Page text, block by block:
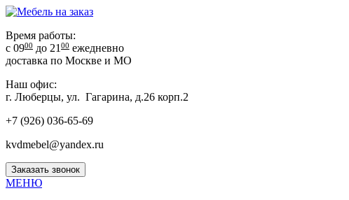
Время работы:
с 0900 до 21 00 ежедневно
доставка по Москве и МО
Наш офис:
г. Люберцы, ул. Гагарина, д.26 корп.2
+7 (926) 036-65-69
kvdmebel@yandex.ru
Заказать звонок
МЕНЮ